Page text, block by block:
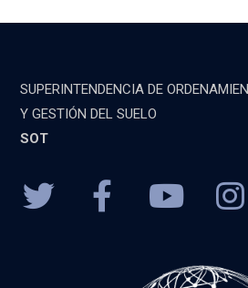
SUPERINTENDENCIA DE
Y GESTIÓN DEL SUELO
SOT